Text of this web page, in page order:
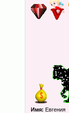
Имя: Евгения